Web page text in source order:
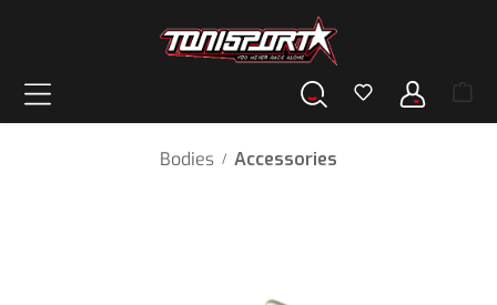
Bodies / Accessories